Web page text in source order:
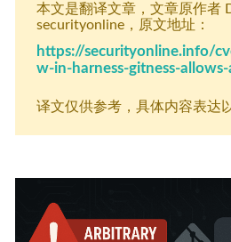
本文是翻译文章，文章原作者
securityonline，原文地址：
https://securityonline.info/
w-in-harness-gitness-
译文仅供参考，具体内容表达